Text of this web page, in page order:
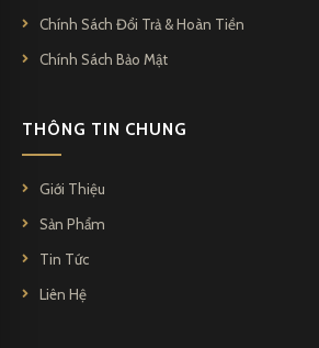
Chính Sách Đổi Trả & Hoàn Tiền
Chính Sách Bảo Mật
THÔNG TIN CHUNG
Giới Thiệu
Sản Phẩm
Tin Tức
Liên Hệ